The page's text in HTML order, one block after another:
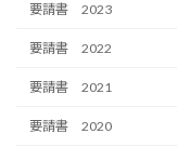
要請書 2023
要請書 2022
要請書 2021
要請書 2020